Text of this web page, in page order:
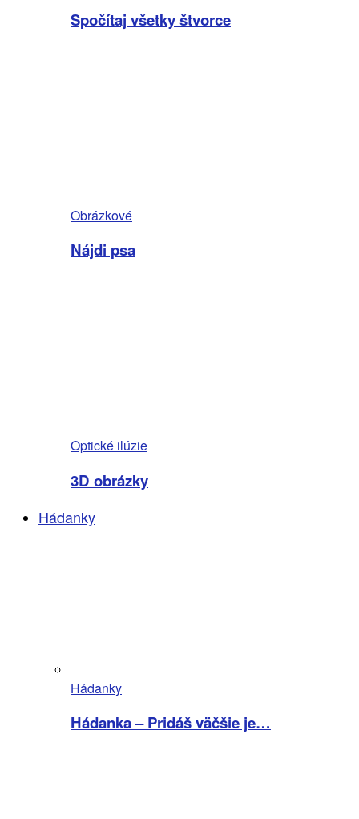
Spočítaj všetky štvorce
Obrázkové
Nájdi psa
Optické ilúzie
3D obrázky
Hádanky
Hádanky
Hádanka – Pridáš väčšie je…